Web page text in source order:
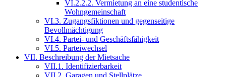
VI.2.2.2. Vermietung an eine studentische
Wohngemeinschaft
VI.3. Zugangsfiktionen und gegenseitige
Bevollmächtigung
VI.4. Partei- und Geschäftsfähigkeit
VI.5. Parteiwechsel
VII. Beschreibung der Mietsache
VII.1. Identifizierbarkeit
VII.2. Garagen und Stellplätze